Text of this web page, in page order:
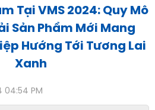
Tại VMS 2024: Quy Mô
Sản Phẩm Mới Mang
Hướng Tới Tương Lai
Xanh
04:54 PM